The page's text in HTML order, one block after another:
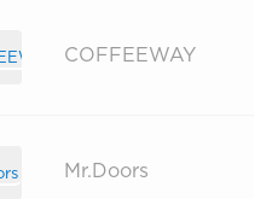
COFFEEWAY
Mr.Doors